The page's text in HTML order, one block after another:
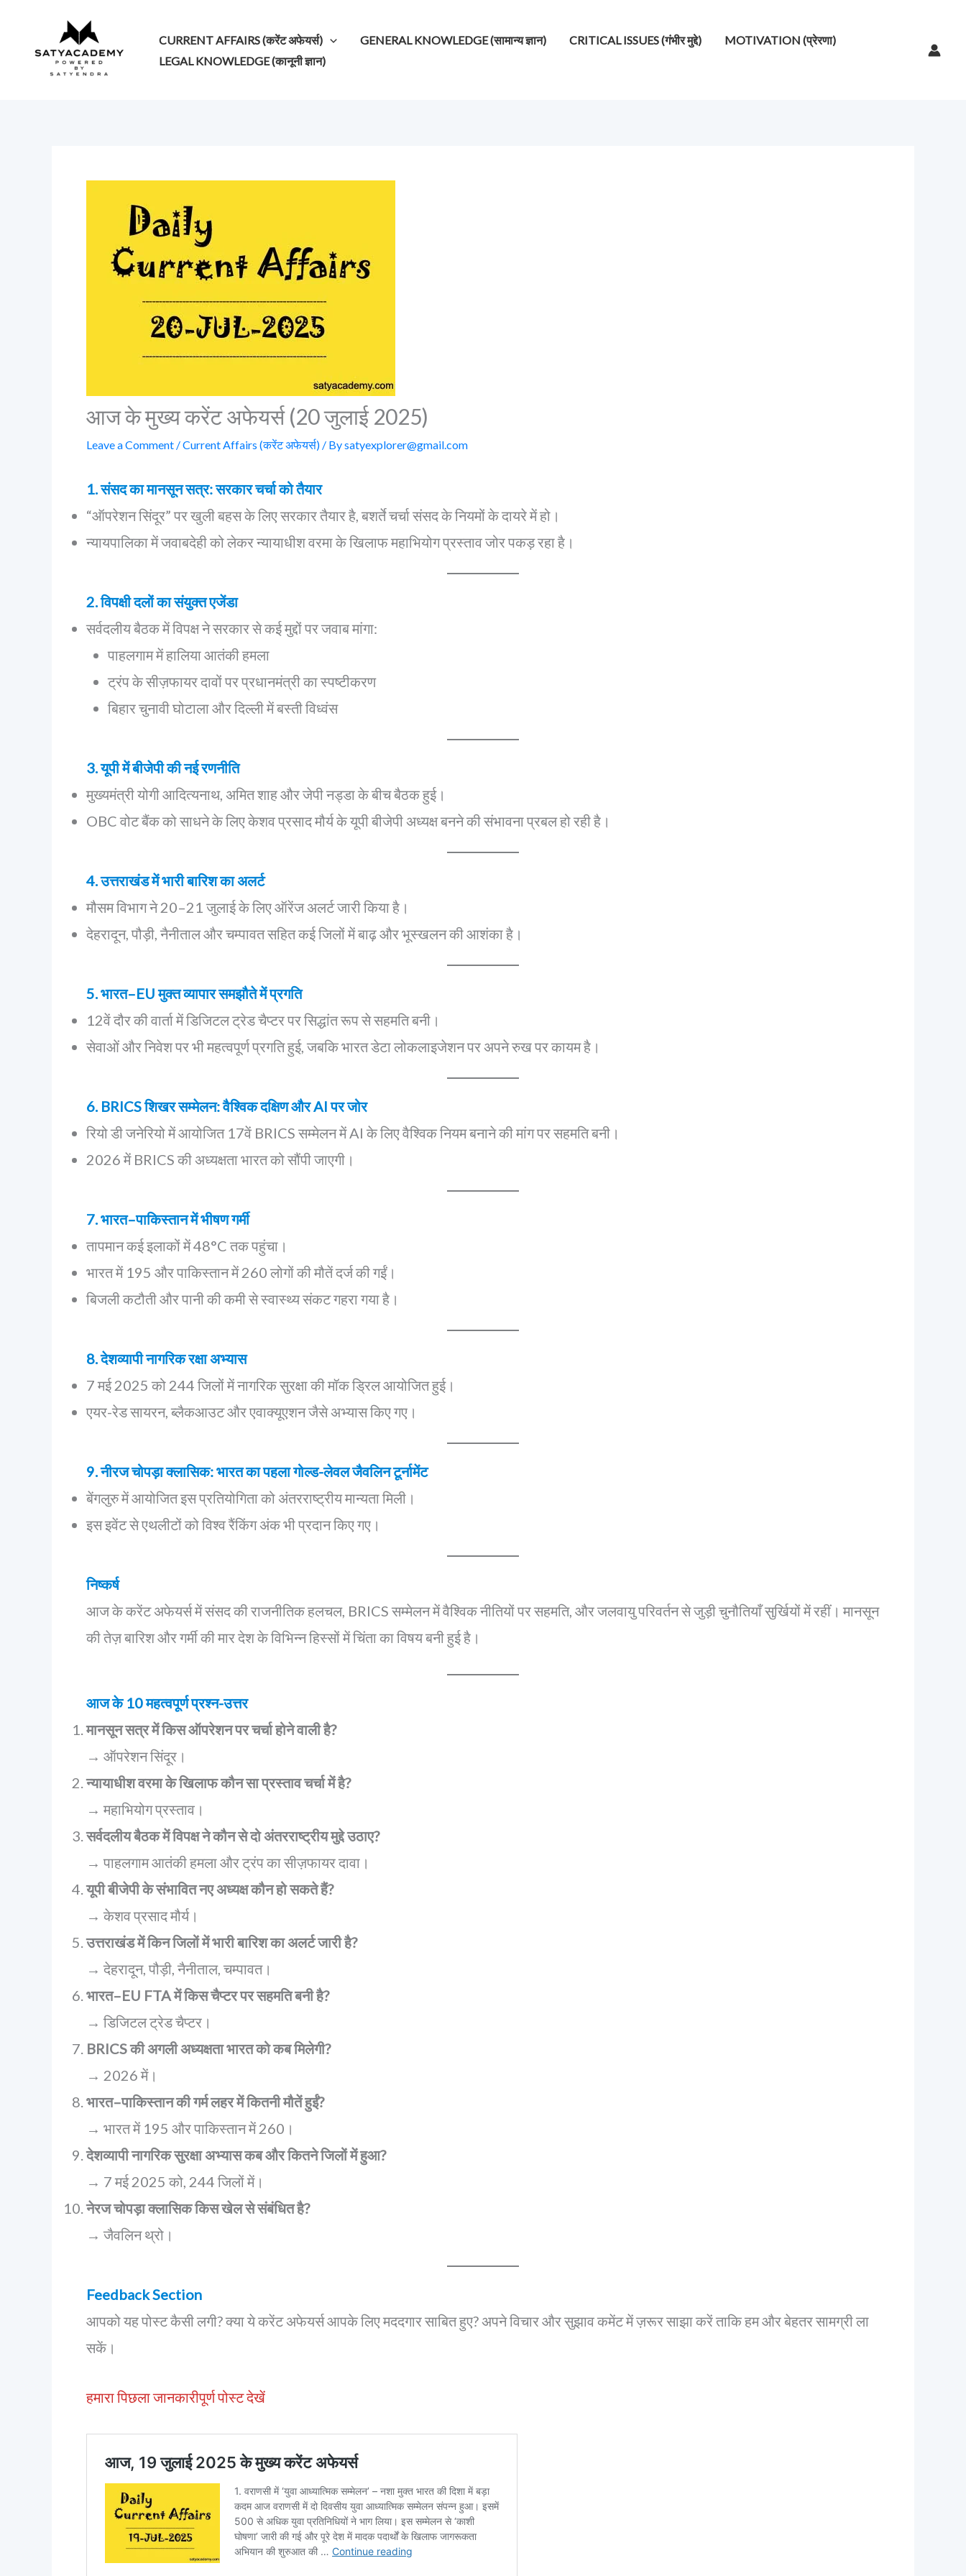
content
CURRENT AFFAIRS (करेंट अफेयर्स) GENERAL KNOWLEDGE (सामान्य ज्ञान) CRITICAL ISSUES (गंभीर मुद्दे)
MOTIVATION (प्रेरणा)
LEGAL KNOWLEDGE (कानूनी ज्ञान)
आज के मुख्य करेंट अफेयर्स (20 जुलाई 2025)
Leave a Comment /Current Affairs (करेंट अफेयर्स) / Bysatyexplorer@gmail.com
1. संसद का मानसून सत्र: सरकार चर्चा को तैयार
“ऑपरेशन सिंदूर” पर खुली बहस के लिए सरकार तैयार है, बशर्ते चर्चा संसद के नियमों के दायरे में हो।
न्यायपालिका में जवाबदेही को लेकर न्यायाधीश वरमा के खिलाफ महाभियोग प्रस्ताव जोर पकड़ रहा है।
2. विपक्षी दलों का संयुक्त एजेंडा
सर्वदलीय बैठक में विपक्ष ने सरकार से कई मुद्दों पर जवाब मांगा:
पाहलगाम में हालिया आतंकी हमला
ट्रंप के सीज़फायर दावों पर प्रधानमंत्री का स्पष्टीकरण
बिहार चुनावी घोटाला और दिल्ली में बस्ती विध्वंस
3. यूपी में बीजेपी की नई रणनीति
मुख्यमंत्री योगी आदित्यनाथ, अमित शाह और जेपी नड्डा के बीच बैठक हुई।
OBC वोट बैंक को साधने के लिए केशव प्रसाद मौर्य के यूपी बीजेपी अध्यक्ष बनने की संभावना प्रबल हो रही है।
4. उत्तराखंड में भारी बारिश का अलर्ट
मौसम विभाग ने 20–21 जुलाई के लिए ऑरेंज अलर्ट जारी किया है।
देहरादून, पौड़ी, नैनीताल और चम्पावत सहित कई जिलों में बाढ़ और भूस्खलन की आशंका है।
5. भारत–EU मुक्त व्यापार समझौते में प्रगति
12वें दौर की वार्ता में डिजिटल ट्रेड चैप्टर पर सिद्धांत रूप से सहमति बनी।
सेवाओं और निवेश पर भी महत्वपूर्ण प्रगति हुई, जबकि भारत डेटा लोकलाइजेशन पर अपने रुख पर कायम है।
6. BRICS शिखर सम्मेलन: वैश्विक दक्षिण और AI पर जोर
रियो डी जनेरियो में आयोजित 17वें BRICS सम्मेलन में AI के लिए वैश्विक नियम बनाने की मांग पर सहमति बनी।
2026 में BRICS की अध्यक्षता भारत को सौंपी जाएगी।
7. भारत–पाकिस्तान में भीषण गर्मी
तापमान कई इलाकों में 48°C तक पहुंचा।
भारत में 195 और पाकिस्तान में 260 लोगों की मौतें दर्ज की गईं।
बिजली कटौती और पानी की कमी से स्वास्थ्य संकट गहरा गया है।
8. देशव्यापी नागरिक रक्षा अभ्यास
7 मई 2025 को 244 जिलों में नागरिक सुरक्षा की मॉक ड्रिल आयोजित हुई।
एयर-रेड सायरन, ब्लैकआउट और एवाक्यूएशन जैसे अभ्यास किए गए।
9. नीरज चोपड़ा क्लासिक: भारत का पहला गोल्ड-लेवल जैवलिन टूर्नामेंट
बेंगलुरु में आयोजित इस प्रतियोगिता को अंतरराष्ट्रीय मान्यता मिली।
इस इवेंट से एथलीटों को विश्व रैंकिंग अंक भी प्रदान किए गए।
निष्कर्ष
आज के करेंट अफेयर्स में संसद की राजनीतिक हलचल, BRICS सम्मेलन में वैश्विक नीतियों पर सहमति, और जलवायु परिवर्तन से जुड़ी चुनौतियाँ सुर्खियों में रहीं। मानसून
की तेज़ बारिश और गर्मी की मार देश के विभिन्न हिस्सों में चिंता का विषय बनी हुई है।
आज के 10 महत्वपूर्ण प्रश्न-उत्तर
मानसून सत्र में किस ऑपरेशन पर चर्चा होने वाली है?
→ ऑपरेशन सिंदूर।
न्यायाधीश वरमा के खिलाफ कौन सा प्रस्ताव चर्चा में है?
→ महाभियोग प्रस्ताव।
सर्वदलीय बैठक में विपक्ष ने कौन से दो अंतरराष्ट्रीय मुद्दे उठाए?
→ पाहलगाम आतंकी हमला और ट्रंप का सीज़फायर दावा।
यूपी बीजेपी के संभावित नए अध्यक्ष कौन हो सकते हैं?
→ केशव प्रसाद मौर्य।
उत्तराखंड में किन जिलों में भारी बारिश का अलर्ट जारी है?
→ देहरादून, पौड़ी, नैनीताल, चम्पावत।
भारत–EU FTA में किस चैप्टर पर सहमति बनी है?
→ डिजिटल ट्रेड चैप्टर।
BRICS की अगली अध्यक्षता भारत को कब मिलेगी?
→ 2026 में।
भारत–पाकिस्तान की गर्म लहर में कितनी मौतें हुईं?
→ भारत में 195 और पाकिस्तान में 260।
देशव्यापी नागरिक सुरक्षा अभ्यास कब और कितने जिलों में हुआ?
→ 7 मई 2025 को, 244 जिलों में।
नेरज चोपड़ा क्लासिक किस खेल से संबंधित है?
→ जैवलिन थ्रो।
Feedback Section
आपको यह पोस्ट कैसी लगी? क्या ये करेंट अफेयर्स आपके लिए मददगार साबित हुए? अपने विचार और सुझाव कमेंट में ज़रूर साझा करें ताकि हम और बेहतर सामग्री ला
सकें।
हमारा पिछला जानकारीपूर्ण पोस्ट देखें